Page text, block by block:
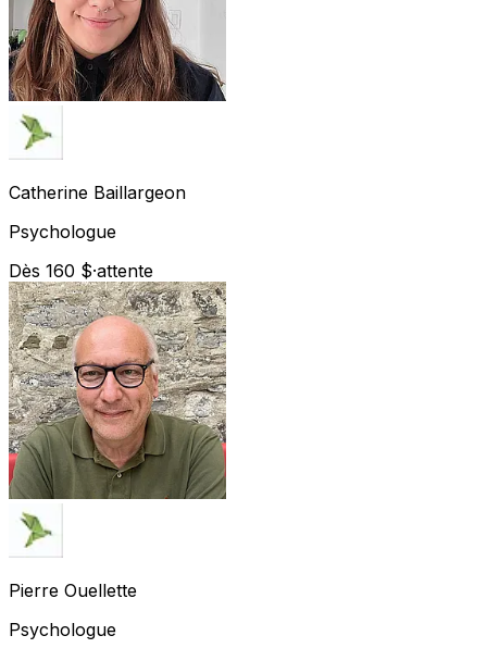
Catherine Baillargeon
Psychologue
Dès 160 $·attente
Pierre Ouellette
Psychologue